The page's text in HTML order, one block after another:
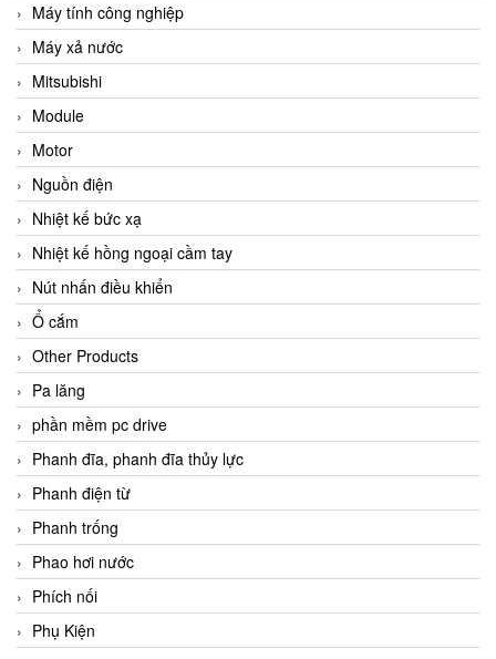
Máy tính công nghiệp
Máy xả nước
Mitsubishi
Module
Motor
Nguồn điện
Nhiệt kế bức xạ
Nhiệt kế hồng ngoại cầm tay
Nút nhấn điều khiển
Ổ cắm
Other Products
Pa lăng
phần mềm pc drive
Phanh đĩa, phanh đĩa thủy lực
Phanh điện từ
Phanh trống
Phao hơi nước
Phích nối
Phụ Kiện